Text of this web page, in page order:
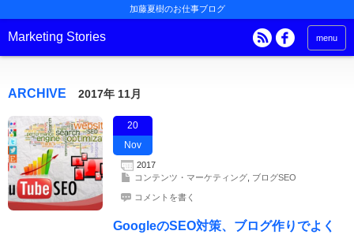
加藤夏樹のお仕事ブログ
Marketing Stories menu
ARCHIVE 2017年 11月
20
Nov
2017
コンテンツ・マーケティング, ブログSEO
コメントを書く
GoogleのSEO対策、ブログ作りでよく